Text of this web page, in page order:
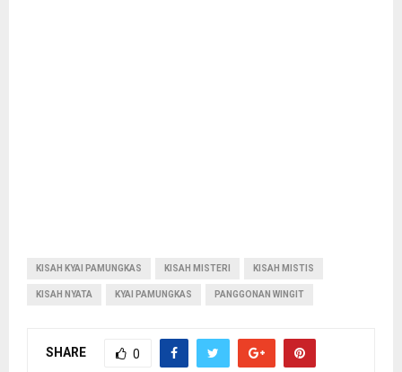
KISAH KYAI PAMUNGKAS KISAH MISTERI KISAH MISTIS
KISAH NYATA KYAI PAMUNGKAS PANGGONAN WINGIT
SHARE 0